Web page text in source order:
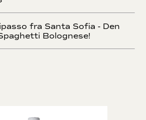
fra Santa Sofia - Den
Bolognese!